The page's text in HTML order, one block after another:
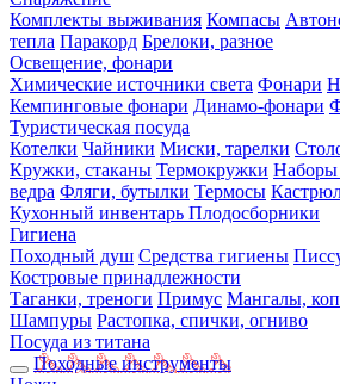
Комплекты выживания Компасы
тепла Паракорд Брелоки, разное
Освещение, фонари
Химические источники света Фонари
Кемпинговые фонари Динамо-фонари
Туристическая посуда
Котелки Чайники Миски, тарелки
Кружки, стаканы Термокружки Наборы
ведра Фляги, бутылки Термосы
Кухонный инвентарь Плодосборники
Гигиена
Походный душ Средства гигиены
Костровые принадлежности
Таганки, треноги Примус Мангалы,
Шампуры Растопка, спички, огниво
Посуда из титана
Походные инструменты